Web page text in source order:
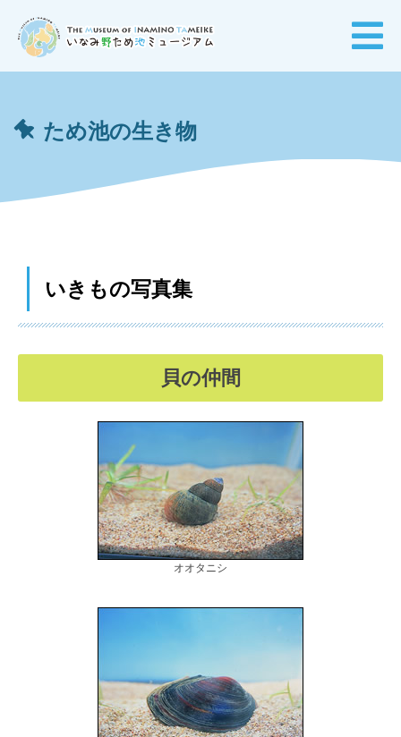
ため池の生き物
いきもの写真集
貝の仲間
オオタニシ